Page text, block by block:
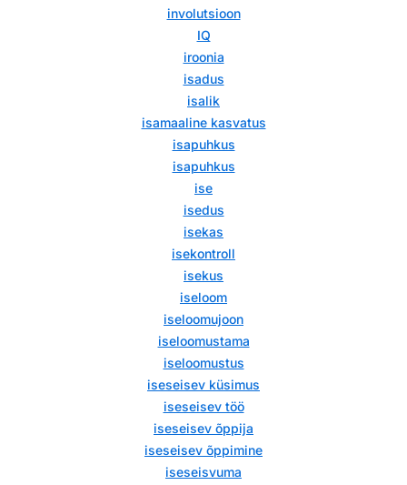
involutsioon
IQ
iroonia
isadus
isalik
isamaaline kasvatus
isapuhkus
isapuhkus
ise
isedus
isekas
isekontroll
isekus
iseloom
iseloomujoon
iseloomustama
iseloomustus
iseseisev küsimus
iseseisev töö
iseseisev õppija
iseseisev õppimine
iseseisvuma